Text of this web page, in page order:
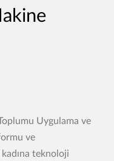
Uygulama ve
ve
teknoloji